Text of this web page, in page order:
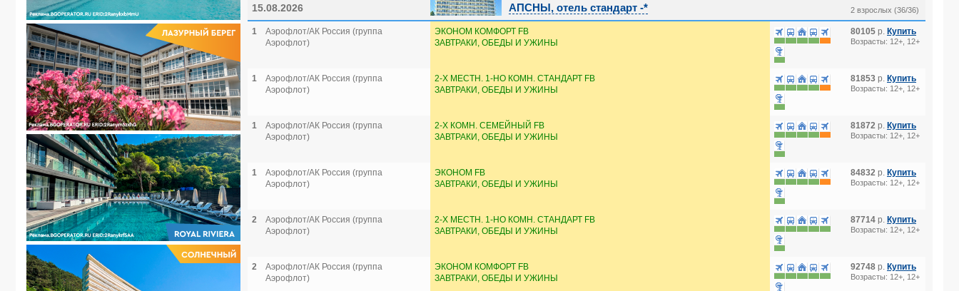
15.08.2026 АПСНЫ, отель стандарт -* 2 взрослых (36/36)
1
Аэрофлот/АК Россия (группа
Аэрофлот)
ЭКОНОМ КОМФОРТ FB
ЗАВТРАКИ, ОБЕДЫ И УЖИНЫ
80105 р. Купить
Возрасты: 12+, 12+
1
Аэрофлот/АК Россия (группа
Аэрофлот)
2-Х МЕСТН. 1-НО КОМН. СТАНДАРТ FB
ЗАВТРАКИ, ОБЕДЫ И УЖИНЫ
81853 р. Купить
Возрасты: 12+, 12+
1
Аэрофлот/АК Россия (группа
Аэрофлот)
2-Х КОМН. СЕМЕЙНЫЙ FB
ЗАВТРАКИ, ОБЕДЫ И УЖИНЫ
81872 р. Купить
Возрасты: 12+, 12+
1
Аэрофлот/АК Россия (группа
Аэрофлот)
ЭКОНОМ FB
ЗАВТРАКИ, ОБЕДЫ И УЖИНЫ
84832 р. Купить
Возрасты: 12+, 12+
2
Аэрофлот/АК Россия (группа
Аэрофлот)
2-Х МЕСТН. 1-НО КОМН. СТАНДАРТ FB
ЗАВТРАКИ, ОБЕДЫ И УЖИНЫ
87714 р. Купить
Возрасты: 12+, 12+
2
Аэрофлот/АК Россия (группа
Аэрофлот)
ЭКОНОМ КОМФОРТ FB
ЗАВТРАКИ, ОБЕДЫ И УЖИНЫ
92748 р. Купить
Возрасты: 12+, 12+